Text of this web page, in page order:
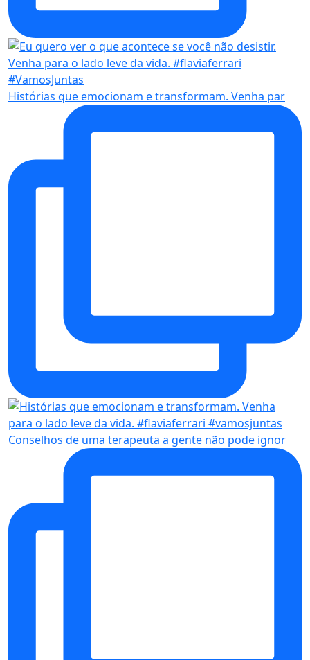
Histórias que emocionam e transformam. Venha par
Conselhos de uma terapeuta a gente não pode ignor